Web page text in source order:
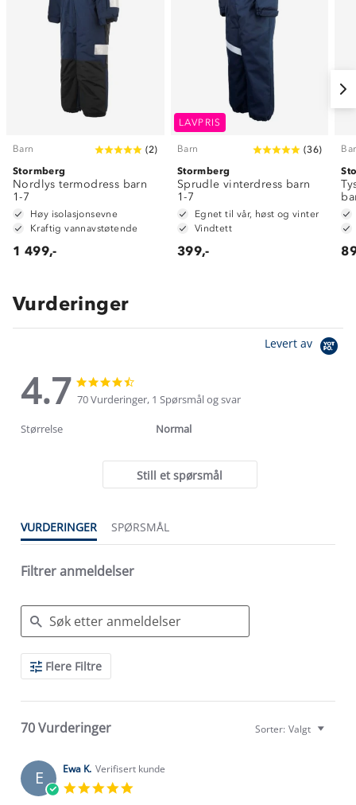
Barn (2)
Stormberg
Nordlys termodress barn
1-7
Høy isolasjonsevne
Kraftig vannavstøtende
1 499,-
LAVPRIS
Barn (36)
Stormberg
Sprudle vinterdress barn
1-7
Egnet til vår, høst og vinter
Vindtett
399,-
Vurderinger
Levert av
4.7
4.7
star
rating
star
rating
70 Vurderinger, 1 Spørsmål og svar
Størrelse Normal
Still et spørsmål
VURDERINGER SPØRSMÅL
Filtrer anmeldelser
Search
ReviewsFlere Filtre
70 Vurderinger Sorter: Valgt
E Ewa K. Verifisert kunde